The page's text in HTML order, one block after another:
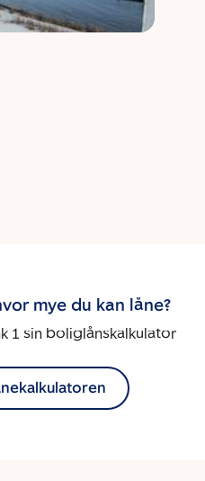
mye du kan låne?
1 sin boliglånskalkulator